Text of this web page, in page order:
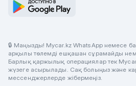
🔒 Маңызды! Mycar.kz WhatsApp немесе
арқылы төлемді ешқашан сұрамайды
Барлық қаржылық операциялар тек
жүзеге асырылады. Сақ болыңыз және
мессенджерлерде жібермеңіз.